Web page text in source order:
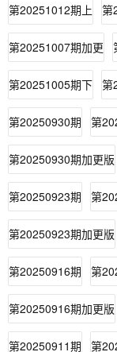
第20251012期上 第
第20251007期加更
第20251005期下 第
第20250930期 第
第20250930期加更版
第20250923期 第
第20250923期加更版
第20250916期 第
第20250916期加更版
第20250911期 第